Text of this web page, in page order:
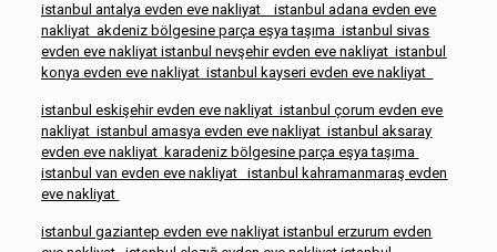
istanbul antalya evden eve nakliyat
istanbul adana evden eve
nakliyat akdeniz bölgesine parça eşya taşıma istanbul sivas
evden eve nakliyat istanbul nevşehir evden eve nakliyat istanbul
konya evden eve nakliyat istanbul kayseri evden eve nakliyat
istanbul eskişehir evden eve nakliyat istanbul çorum evden eve
nakliyat istanbul amasya evden eve nakliyat istanbul aksaray
evden eve nakliyat karadeniz bölgesine parça eşya taşıma
istanbul van evden eve nakliyat istanbul kahramanmaraş evden
eve nakliyat
istanbul gaziantep evden eve nakliyat istanbul erzurum evden